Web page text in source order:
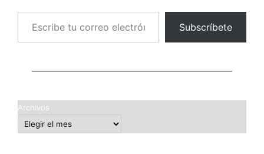
Escribe tu correo electrónico…
Subscríbete
Archivos